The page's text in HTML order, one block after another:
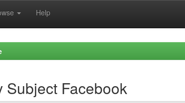
Help
Subject Facebook